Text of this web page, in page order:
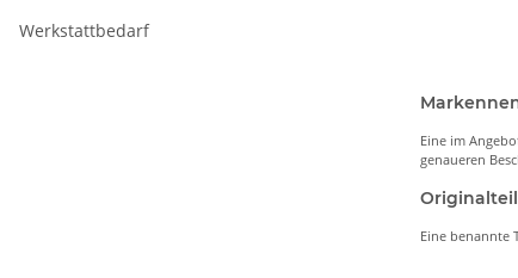
Eine im
genaueren
Eine benannte
Werkstattbedarf